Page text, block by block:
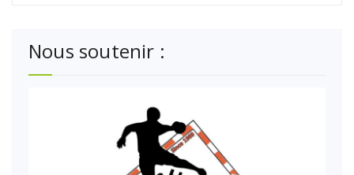
Nous soutenir :